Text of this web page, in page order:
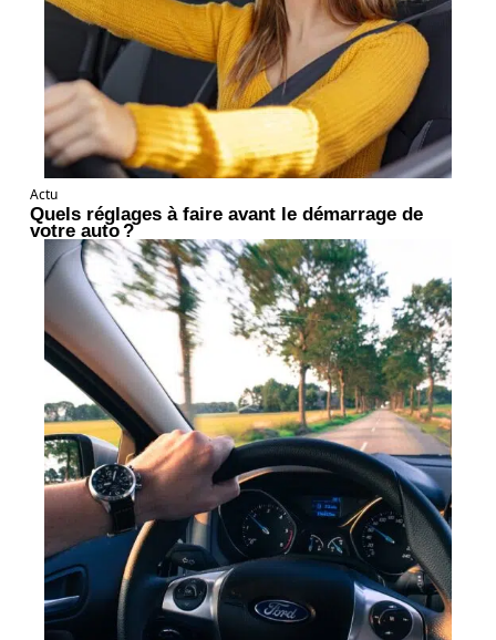
Actu
Quels réglages à faire avant le démarrage de
votre auto ?